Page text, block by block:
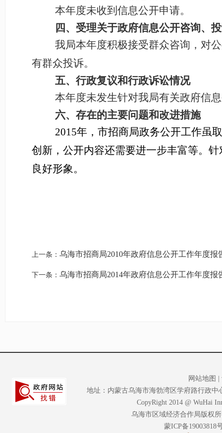
本年度未收到信息公开申请。
四、受理关于政府信息公开咨询、
我局本年度积极接受群众咨询，对
有群众投诉。
五、行政复议和行政诉讼情况
本年度未发生针对我局有关政府信
六、存在的主要问题和改进措施
2015年，市招商局政务公开工作虽
创新，公开内容还需要进一步丰富等。
良好形象。
上一条： 乌海市招商局2010年政府信息公开工作年度报
下一条： 乌海市招商局2014年政府信息公开工作年度报
网站地图
地址：内蒙古乌海市海勃湾区学府路行政中
CopyRight 2014 @ WuHai
乌海市区域经济合作局版权
蒙ICP备19003818